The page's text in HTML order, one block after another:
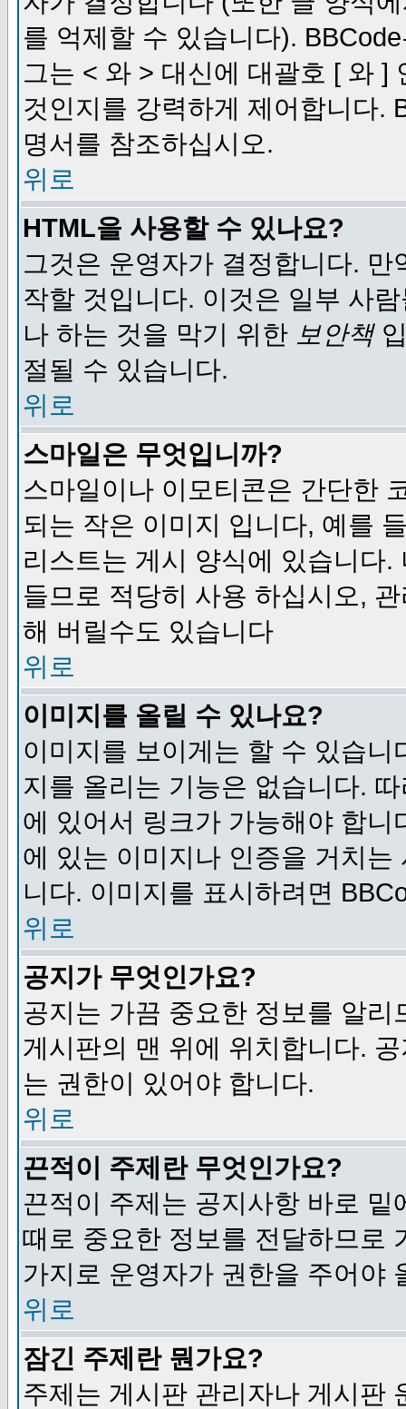
를 억제할 수 있습니다).
그는 < 와 > 대신에 대괄호 [ 와 ]
것인지를 강력하게 제어합니다.
명서를 참조하십시오.
위로
HTML을 사용할 수 있나요?
그것은 운영자가 결정합니다.
작할 것입니다. 이것은 일부 사
나 하는 것을 막기 위한 보안책
절될 수 있습니다.
위로
스마일은 무엇입니까?
스마일이나 이모티콘은 간단한
되는 작은 이미지 입니다, 예를
리스트는 게시 양식에 있습니다
들므로 적당히 사용 하십시오,
해 버릴수도 있습니다
위로
이미지를 올릴 수 있나요?
이미지를 보이게는 할 수 있습
지를 올리는 기능은 없습니다.
에 있어서 링크가 가능해야 합
에 있는 이미지나 인증을 거치
니다. 이미지를 표시하려면
위로
공지가 무엇인가요?
공지는 가끔 중요한 정보를 알
게시판의 맨 위에 위치합니다.
는 권한이 있어야 합니다.
위로
끈적이 주제란 무엇인가요?
끈적이 주제는 공지사항 바로
때로 중요한 정보를 전달하므로
가지로 운영자가 권한을 주어야
위로
잠긴 주제란 뭔가요?
주제는 게시판 관리자나 게시판